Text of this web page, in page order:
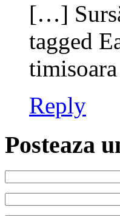
[…]
tagged
Reply
Posteaza